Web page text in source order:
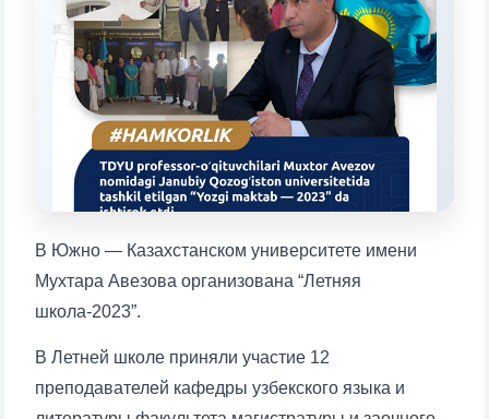
В Южно — Казахстанском университете имени
Мухтара Авезова организована “Летняя
школа-2023”.
В Летней школе приняли участие 12
преподавателей кафедры узбекского языка и
1. Документы (бакалавр) (5) 2. Документы (магистр) (4)
3. Собеседование (бакалавр) (8)
4. Собеседование (магистр) (5) 5. Стоимость обучения (2)
6. Онлайн-заявки (15) 7. Колл-центр (4)
8. Квота (бакалавриат) (1)
✉️ Написать администратору